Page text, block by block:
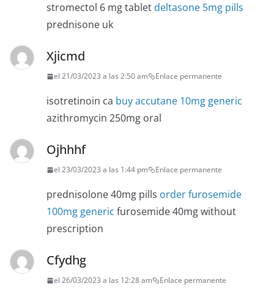
stromectol 6 mg tablet deltasone 5mg pills
prednisone uk
Xjicmd
el 21/03/2023 a las 2:50 am Enlace permanente
isotretinoin ca buy accutane 10mg generic
azithromycin 250mg oral
Ojhhhf
el 23/03/2023 a las 1:44 pm Enlace permanente
prednisolone 40mg pills order furosemide
100mg generic furosemide 40mg without
prescription
Cfydhg
el 26/03/2023 a las 12:28 am Enlace permanente